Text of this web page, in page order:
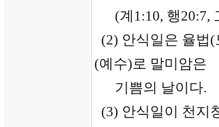
(계1:10, 행20:7,
(2) 안식일은 율법
(예수)로 말미암은
기쁨의 날이다.
(3) 안식일이 천지